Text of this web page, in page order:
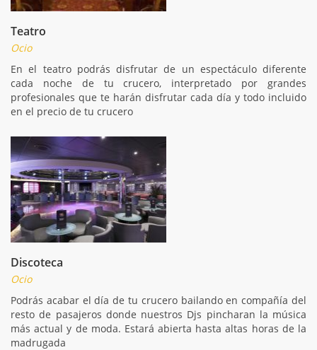
Teatro
Ocio
En el teatro podrás disfrutar de un espectáculo diferente
cada noche de tu crucero, interpretado por grandes
profesionales que te harán disfrutar cada día y todo incluido
en el precio de tu crucero
Discoteca
Ocio
Podrás acabar el día de tu crucero bailando en compañía del
resto de pasajeros donde nuestros Djs pincharan la música
más actual y de moda. Estará abierta hasta altas horas de la
madrugada